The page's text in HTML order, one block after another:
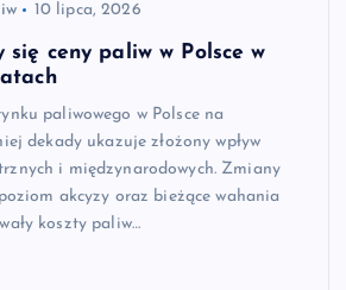
10 lipca, 2026
się ceny paliw w Polsce w
paliwowego w Polsce na
dekady ukazuje złożony wpływ
i międzynarodowych. Zmiany
akcyzy oraz bieżące wahania
koszty paliw…